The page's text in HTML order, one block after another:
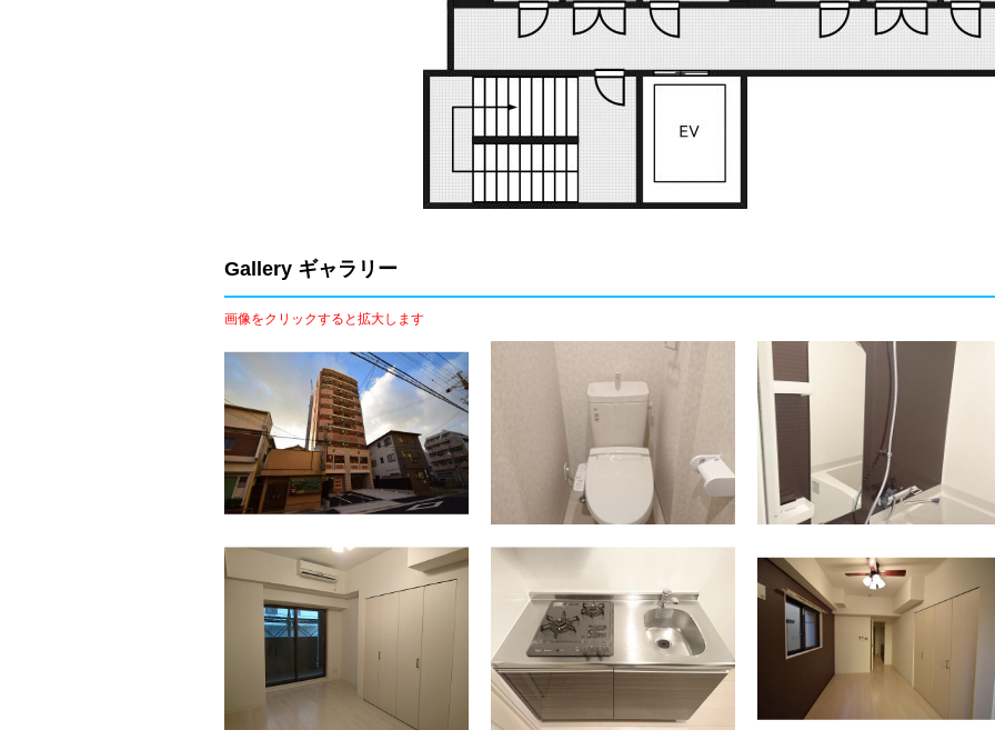
Gallery ギャラリー
画像をクリックすると拡大します